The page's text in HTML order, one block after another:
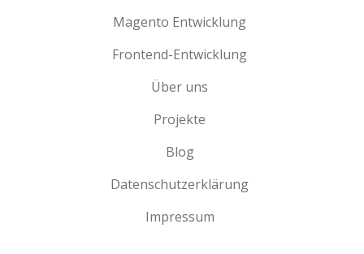
Magento Entwicklung
Frontend-Entwicklung
Über uns
Projekte
Blog
Datenschutzerklärung
Impressum